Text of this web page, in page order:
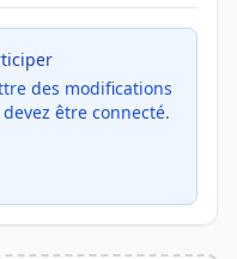
des modifications
être connecté.